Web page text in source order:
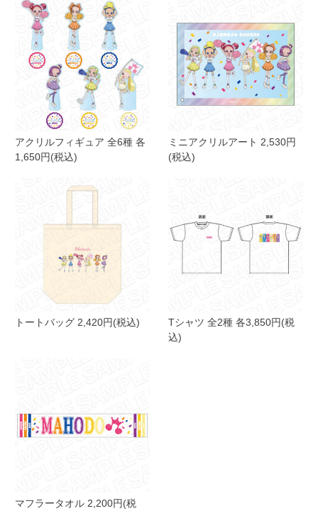
アクリルフィギュア 全6種 各
1,650円(税込)
ミニアクリルアート 2,530円
(税込)
トートバッグ 2,420円(税込)
Tシャツ 全2種 各3,850円(税
込)
マフラータオル 2,200円(税